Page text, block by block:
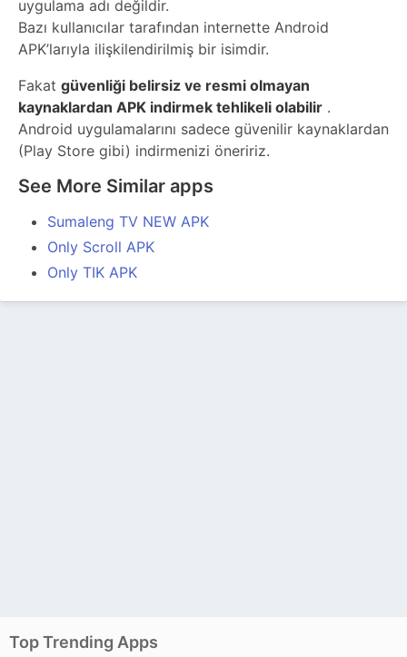
uygulama adı değildir.
Bazı kullanıcılar tarafından internette Android
APK’larıyla ilişkilendirilmiş bir isimdir.
Fakat güvenliği belirsiz ve resmi olmayan
kaynaklardan APK indirmek tehlikeli olabilir .
Android uygulamalarını sadece güvenilir kaynaklardan
(Play Store gibi) indirmenizi öneririz.
See More Similar apps
Sumaleng TV NEW APK
Only Scroll APK
Only TIK APK
Top Trending Apps